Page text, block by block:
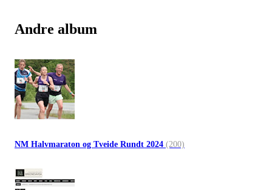
Andre album
NM Halvmaraton og Tveide Rundt 2024 (200)